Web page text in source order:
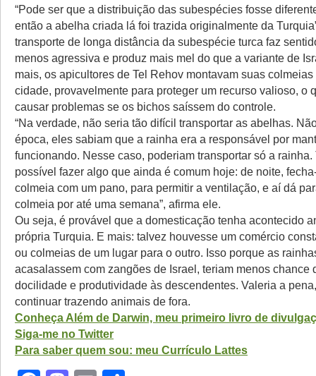
“Pode ser que a distribuição das subespécies fosse
então a abelha criada lá foi trazida originalmente da
transporte de longa distância da subespécie turca faz
menos agressiva e produz mais mel do que a variante de
mais, os apicultores de Tel Rehov montavam suas
cidade, provavelmente para proteger um recurso valioso, o
causar problemas se os bichos saíssem do controle.
“Na verdade, não seria tão difícil transportar as abelhas.
época, eles sabiam que a rainha era a responsável por
funcionando. Nesse caso, poderiam transportar só a rainha.
possível fazer algo que ainda é comum hoje: de noite,
colmeia com um pano, para permitir a ventilação, e aí dá
colmeia por até uma semana”, afirma ele.
Ou seja, é provável que a domesticação tenha acontecido
própria Turquia. E mais: talvez houvesse um comércio
ou colmeias de um lugar para o outro. Isso porque as
acasalassem com zangões de Israel, teriam menos chance
docilidade e produtividade às descendentes. Valeria a
continuar trazendo animais de fora.
Conheça Além de Darwin, meu primeiro livro de
Siga-me no Twitter
Para saber quem sou: meu Currículo Lattes